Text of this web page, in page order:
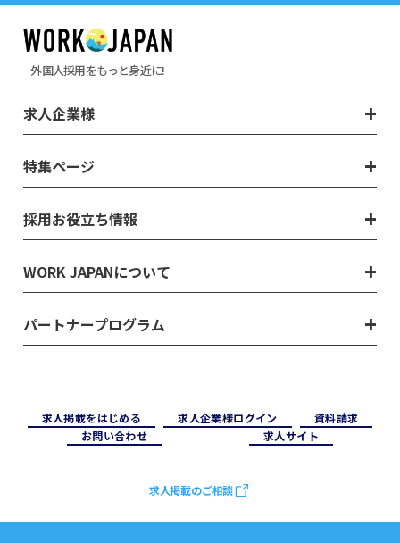
外国人採用をもっと身近に!
求人企業様
特集ページ
採用お役立ち情報
WORK JAPANについて
パートナープログラム
求⼈掲載をはじめる 求⼈企業様ログイン
資料請求
お問い合わせ
求⼈サイト
求人掲載のご相談